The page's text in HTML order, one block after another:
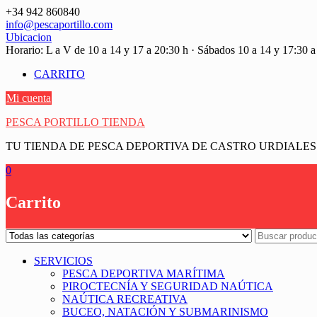
Saltar
contenido
+34 942 860840
info@pescaportillo.com
Ubicacion
Horario: L a V de 10 a 14 y 17 a 20:30 h · Sábados 10 a 14 y 17:30
CARRITO
Mi cuenta
PESCA PORTILLO TIENDA
TU TIENDA DE PESCA DEPORTIVA DE CASTRO URDIALES
0
Carrito
SERVICIOS
PESCA DEPORTIVA MARÍTIMA
PIROCTECNÍA Y SEGURIDAD NAÚTICA
NAÚTICA RECREATIVA
BUCEO, NATACIÓN Y SUBMARINISMO